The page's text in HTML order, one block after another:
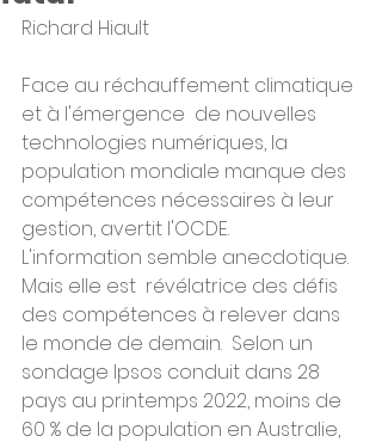
Richard Hiault
Face au réchauffement climatique
et à l'émergence  de nouvelles
technologies numériques, la
population mondiale manque des
compétences nécessaires à leur
gestion, avertit l'OCDE.
L'information semble anecdotique.
Mais elle est  révélatrice des défis
des compétences à relever dans
le monde de demain.  Selon un
sondage Ipsos conduit dans 28
pays au printemps 2022, moins de
60 % de la population en Australie,